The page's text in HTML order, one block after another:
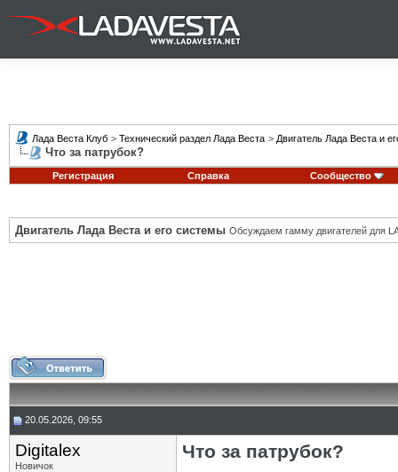
Лада Веста Клуб > Технический раздел Лада Веста > Двигатель Лада Веста и
Что за патрубок?
Регистрация Справка Сообщество
Двигатель Лада Веста и его системы Обсуждаем гамму двигателей для
20.05.2026, 09:55
Digitalex
Новичок
Что за патрубок?